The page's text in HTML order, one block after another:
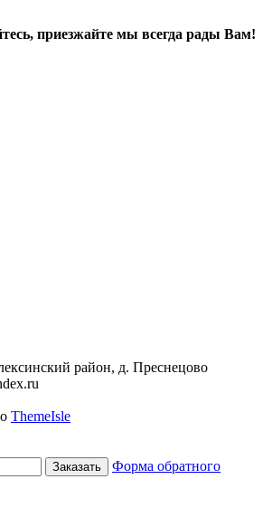
приезжайте мы всегда рады Вам!
район, д. Преснецово
ThemeIsle
Заказать
Форма обратного